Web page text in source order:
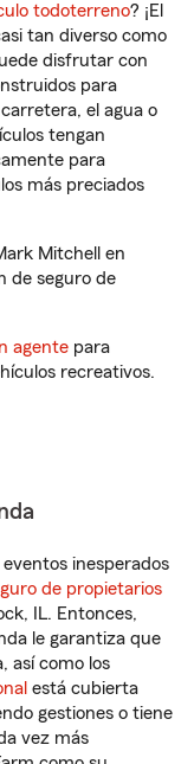
todoterreno? ¡El
tan diverso como
disfrutar con
para
el agua o
tengan
para
más preciados
Mitchell en
de seguro de
agente para
recreativos.
inesperados
de propietarios
IL. Entonces,
le garantiza que
así como los
está cubierta
gestiones o tiene
vez más